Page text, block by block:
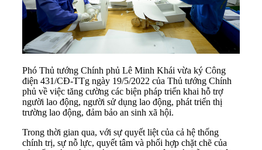
Phó Thủ tướng Chính phủ Lê Minh Khái vừa ký Công
điện 431/CĐ-TTg ngày 19/5/2022 của Thủ tướng Chính
phủ về việc tăng cường các biện pháp triển khai hỗ trợ
người lao động, người sử dụng lao động, phát triển thị
trường lao động, đảm bảo an sinh xã hội.
Trong thời gian qua, với sự quyết liệt của cả hệ thống
chính trị, sự nỗ lực, quyết tâm và phối hợp chặt chẽ của